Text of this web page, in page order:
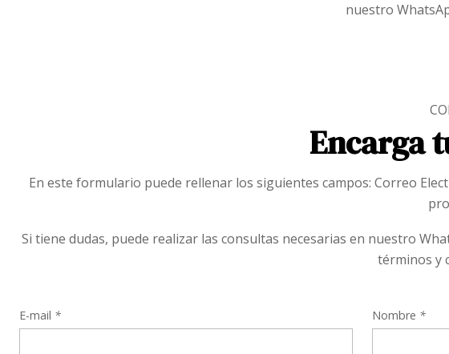
nuestro
Encarga
En este formulario puede rellenar los siguientes campos: Correo
Si tiene dudas, puede realizar las consultas necesarias en nuestro
términos y
E-mail * Nombre *